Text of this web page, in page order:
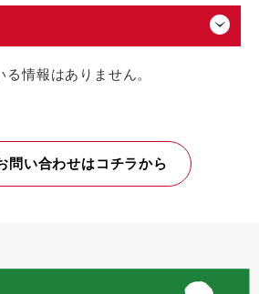
情報はありません。
問い合わせはコチラから